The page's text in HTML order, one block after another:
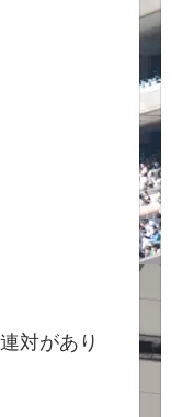
対があり